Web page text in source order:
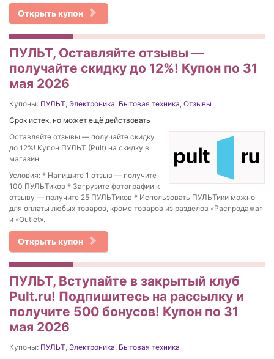
Открыть купон
ПУЛЬТ, Оставляйте отзывы —
получайте скидку до 12%! Купон по 31
мая 2026
Купоны: ПУЛЬТ Электроника Бытовая техника Отзывы
Срок истек, но может ещё действовать
Оставляйте отзывы — получайте скидку
до 12%! Купон ПУЛЬТ (Pult) на скидку в
магазин.
Условия: * Напишите 1 отзыв — получите
100 ПУЛЬТиков * Загрузите фотографии к
отзыву — получите 25 ПУЛЬТиков * Использовать ПУЛЬТики можно
для оплаты любых товаров, кроме товаров из разделов «Распродажа»
и «Outlet».
Открыть купон
ПУЛЬТ, Вступайте в закрытый клуб
Pult.ru! Подпишитесь на рассылку и
получите 500 бонусов! Купон по 31
мая 2026
Купоны: ПУЛЬТ Электроника Бытовая техника